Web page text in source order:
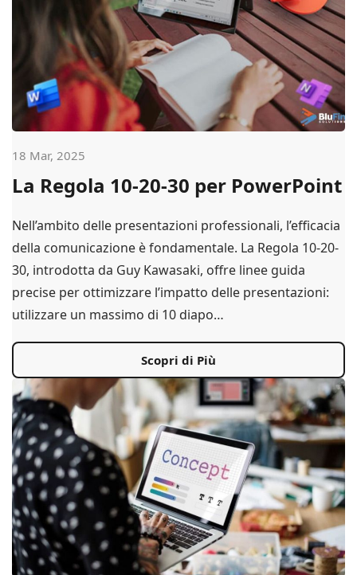
18 Mar, 2025
La Regola 10-20-30 per PowerPoint
Nell’ambito delle presentazioni professionali, l’efficacia
della comunicazione è fondamentale. La Regola 10-20-
30, introdotta da Guy Kawasaki, offre linee guida
precise per ottimizzare l’impatto delle presentazioni:
utilizzare un massimo di 10 diapo…
Scopri di Più